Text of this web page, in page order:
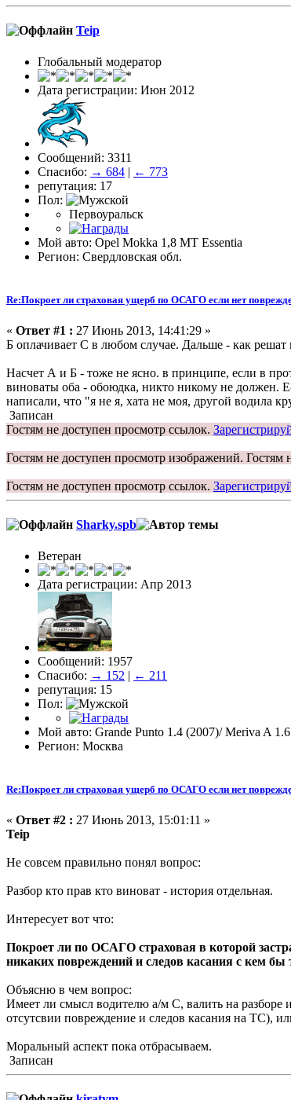
Teip
Глобальный модератор
Дата регистрации: Июн 2012
Сообщений: 3311
Спасибо: → 684 | ← 773
репутация: 17
Пол:
Первоуральск
Мой авто: Opel Mokka 1,8 MT Essentia
Регион: Свердловская обл.
Re:Покроет ли страховая ущерб по ОСАГО если нет
« Ответ #1 : 27 Июнь 2013, 14:41:29 »
Б оплачивает С в любом случае. Дальше - как
Насчет А и Б - тоже не ясно. в принципе, если в
виноваты оба - обоюдка, никто никому не должен.
написали, что "я не я, хата не моя, другой водила
Записан
Гостям не доступен просмотр ссылок.
Гостям не доступен просмотр изображений. Гостям
Гостям не доступен просмотр ссылок.
Sharky.spb
Ветеран
Дата регистрации: Апр 2013
Сообщений: 1957
Спасибо: → 152 | ← 211
репутация: 15
Пол:
Мой авто: Grande Punto 1.4 (2007)/ Meriva A
Регион: Москва
Re:Покроет ли страховая ущерб по ОСАГО если нет
« Ответ #2 : 27 Июнь 2013, 15:01:11 »
Teip
Не совсем правильно понял вопрос:
Разбор кто прав кто виноват - история отдельная.
Интересует вот что:
Покроет ли по ОСАГО страховая в которой
никаких повреждений и следов касания с кем бы
Объясню в чем вопрос:
Имеет ли смысл водителю а/м С, валить на разборе
отсутсвии повреждение и следов касания на ТС),
Моральный аспект пока отбрасываем.
Записан